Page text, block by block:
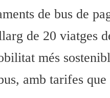
de bus de
de 20 viatges
més
amb tarifes